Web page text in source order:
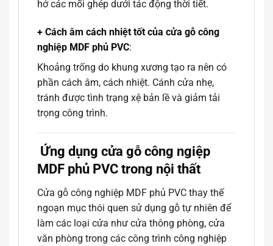
hở các mối ghép dưới tác động thời tiết.
+ Cách âm cách nhiệt tốt của cửa gỗ công
nghiệp MDF phủ PVC:
Khoảng trống do khung xương tạo ra nên có
phần cách âm, cách nhiệt. Cánh cửa nhẹ,
tránh được tình trạng xệ bản lề và giảm tải
trọng công trình.
Ứng dụng cửa gỗ công ngiệp
MDF phủ PVC trong nội thất
Cửa gỗ công nghiệp MDF phủ PVC thay thế
ngoạn mục thói quen sử dụng gỗ tự nhiên để
làm các loại cửa như cửa thông phòng, cửa
văn phòng trong các công trình công nghiệp